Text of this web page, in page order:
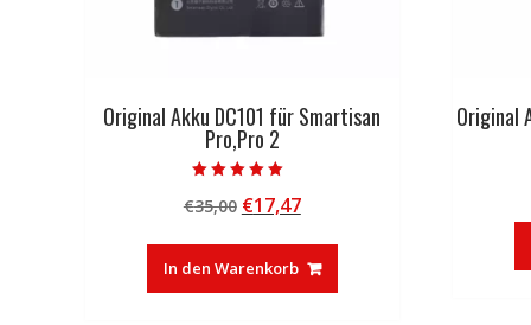
Original Akku DC101 für Smartisan
Pro,Pro 2
5.00
von 5
€35,00 Ursprünglicher
war:
€35,00
€17,47Aktueller
ist:
€17,47.
In den Warenkorb
Original